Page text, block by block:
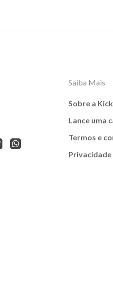
Saiba Mais
Sobre a
Lance uma
Termos e
Privacidade